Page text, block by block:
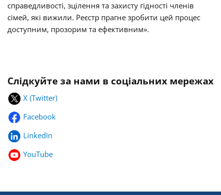
справедливості, зцілення та захисту гідності членів
сімей, які вижили. Реєстр прагне зробити цей процес
доступним, прозорим та ефективним».
Слідкуйте за нами в соціальних мережах
X (Twitter)
Facebook
LinkedIn
YouTube